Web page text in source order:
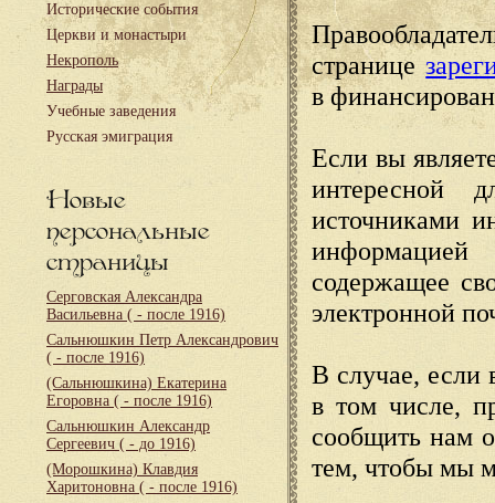
Исторические события
Церкви и монастыри
Некрополь
Награды
Учебные заведения
Русская эмиграция
Новые
персональные
страницы
Серговская Александра
Васильевна ( - после 1916)
Сальнюшкин Петр Александрович
( - после 1916)
(Сальнюшкина) Екатерина
Егоровна ( - после 1916)
Сальнюшкин Александр
Сергеевич ( - до 1916)
(Морошкина) Клавдия
Харитоновна ( - после 1916)
странице
в
Если вы
интересной
источниками
содержащее
электронной
В случае, если
в том числе,
сообщить нам
тем, чтобы мы